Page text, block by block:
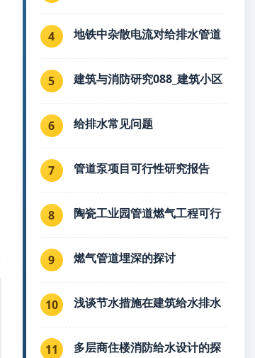
4 地铁中杂散电流对给排水管道
5 建筑与消防研究088_建筑小区
6 给排水常见问题
7 管道泵项目可行性研究报告
8 陶瓷工业园管道燃气工程可行
9 燃气管道埋深的探讨
10 浅谈节水措施在建筑给水排水
11 多层商住楼消防给水设计的探